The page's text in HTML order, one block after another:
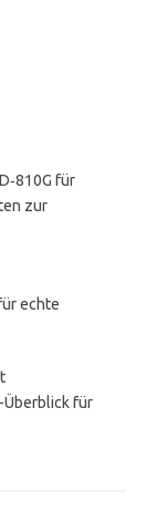
für
zur
echte
Überblick für